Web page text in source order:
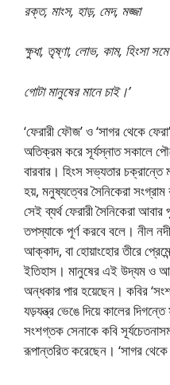
রক্ত, মাংস, হাড়, মেদ, মজ্জা
ক্ষুধা, তৃষ্ণা, লােভ, কাম, হিংসা
গােটা মানুষের মানে চাই।’
‘ফেরারী ফৌজ’ ও ‘সাগর থেকে
অতিক্রম করে সূর্যস্নাত সকালে
বারবার। হিংস সভ্যতার
হয়, মনুষ্যত্বের সৈনিকেরা
সেই ব্যর্থ ফেরারী সৈনিকেরা
তপস্যাকে পূর্ণ করবে বলে। নীল
আক্কাদ, বা হােয়াংহাের তীরে
ইতিহাস। মানুষের এই উদ্যম ও
অন্ধকার পার হয়েছেন। কবির
যড়যন্ত্র ভেঙে দিয়ে কালের
সংশগ্তক সেনাকে কবি
রূপান্তরিত করেছেন। ‘সাগর